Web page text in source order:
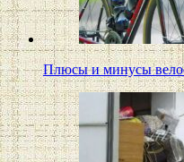
Плюсы и минусы